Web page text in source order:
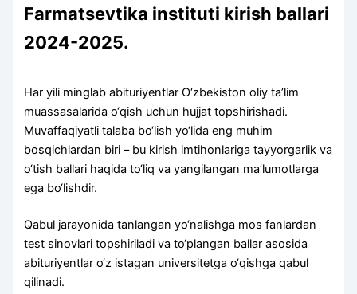
Farmatsevtika instituti kirish ballari
2024-2025.
Har yili minglab abituriyentlar O‘zbekiston oliy ta’lim
muassasalarida o‘qish uchun hujjat topshirishadi.
Muvaffaqiyatli talaba bo‘lish yo‘lida eng muhim
bosqichlardan biri – bu kirish imtihonlariga tayyorgarlik va
o‘tish ballari haqida to‘liq va yangilangan ma’lumotlarga
ega bo‘lishdir.
Qabul jarayonida tanlangan yo‘nalishga mos fanlardan
test sinovlari topshiriladi va to‘plangan ballar asosida
abituriyentlar o‘z istagan universitetga o‘qishga qabul
qilinadi.